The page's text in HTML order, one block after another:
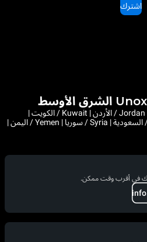
اشترك
Bahrain / البحرين | Iraq / العراق | Jordan / الأردن | Kuwait / الكويت |
Lebanon / لبنان | Saudi Arabia / السعودية | Syria / سوريا | Yemen / اليمن |
عليك في أقرب وقت ممكن.